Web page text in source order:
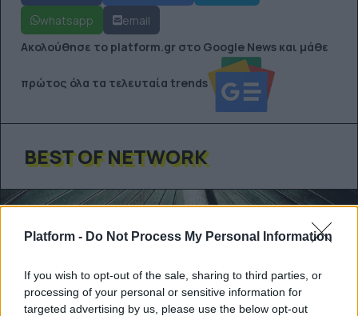
Platform - Do Not Process My Personal Information
If you wish to opt-out of the sale, sharing to third parties, or
processing of your personal or sensitive information for
targeted advertising by us, please use the below opt-out
whatsapp
email
Ακολούθησε το platform.gr στο Google News και μάθε
πρώτος όλα τα τελευταία trends
BEST OF NETWORK